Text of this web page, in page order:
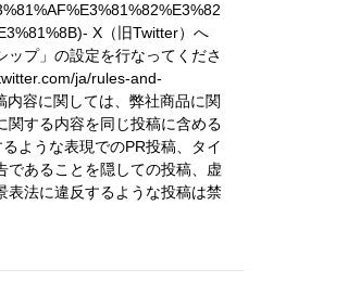
- X（旧Twitter）へ
プ」の設定を行なってくださ
ja/rules-and-
内容に関しては、弊社商品に関
関する内容を同じ投稿に含める
ような表現でのPR投稿、タイ
であることを隠しての投稿、虚
表法に違反するような投稿は禁